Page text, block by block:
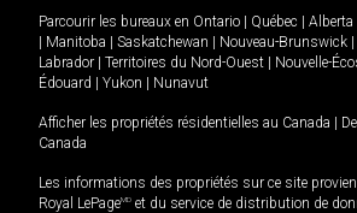
Parcourir les bureaux en Ontario | Québec | Alberta
| Manitoba | Saskatchewan | Nouveau-Brunswick |
Labrador | Territoires du Nord-Ouest | Nouvelle-
Édouard | Yukon | Nunavut
Afficher les propriétés résidentielles au Canada |
Canada
Les informations des propriétés sur ce site
Royal LePageMD et du service de distribution de